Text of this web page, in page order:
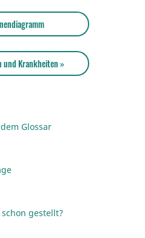
und Krankheiten »
Glossar
gestellt?